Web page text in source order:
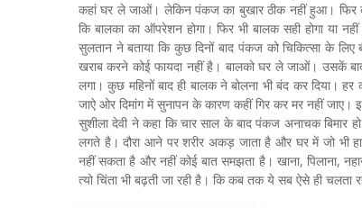
कहां घर ले जाओं। लेकिन पंकज का बुखार ठीक नहीं हुआ। फिर
कि बालका का ऑपरेशन होगा। फिर भी बालक सही होगा
सुलतान ने बताया कि कुछ दिनों बाद पंकज को चिकित्सा के
खराब करने कोई फायदा नहीं है। बालको घर ले जाओं। उसकें
लगा। कुछ महिनों बाद ही बालक ने बोलना भी बंद कर दिया।
जाऐ ओर दिमांग में सुनापन के कारण कहीं गिर कर मर नहीं
सुशीला देवी ने कहा कि चार साल के बाद पंकज अनाचक बिमार
लगते है। दौरा आने पर शरीर अकड़ जाता है और घर में जो भी
नहीं सकता है और नहीं कोई बात समझता है। खाना, पिलाना,
त्यो चिंता भी बढ़ती जा रही है। कि कब तक ये सब ऐसे ही